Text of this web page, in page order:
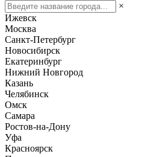
×
Ижевск
Москва
Санкт-Петербург
Новосибирск
Екатеринбург
Нижний Новгород
Казань
Челябинск
Омск
Самара
Ростов-на-Дону
Уфа
Красноярск